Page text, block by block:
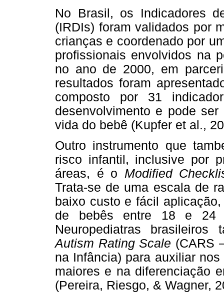
No Brasil, os Indicadores
(IRDIs) foram validados por
crianças e coordenado por
profissionais envolvidos na
no ano de 2000, em
resultados foram
composto por 31
desenvolvimento e pode
vida do bebê (Kupfer et al.,
Outro instrumento que
risco infantil, inclusive por
áreas, é o Modified
Trata-se de uma escala de
baixo custo e fácil
de bebês entre 18 e 24
Neuropediatras
Autism Rating Scale (CARS
na Infância) para auxiliar
maiores e na diferenciação
(Pereira, Riesgo, & Wagner,